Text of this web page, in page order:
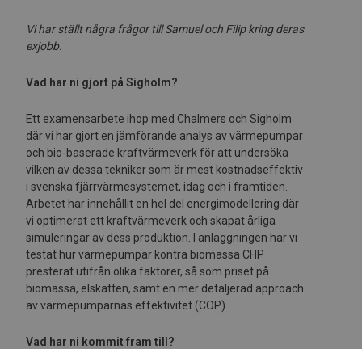
Vi har ställt några frågor till Samuel och Filip kring deras
exjobb.
Vad har ni gjort på Sigholm?
Ett examensarbete ihop med Chalmers och Sigholm
där vi har gjort en jämförande analys av värmepumpar
och bio-baserade kraftvärmeverk för att undersöka
vilken av dessa tekniker som är mest kostnadseffektiv
i svenska fjärrvärmesystemet, idag och i framtiden.
Arbetet har innehållit en hel del energimodellering där
vi optimerat ett kraftvärmeverk och skapat årliga
simuleringar av dess produktion. I anläggningen har vi
testat hur värmepumpar kontra biomassa CHP
presterat utifrån olika faktorer, så som priset på
biomassa, elskatten, samt en mer detaljerad approach
av värmepumparnas effektivitet (COP).
Vad har ni kommit fram till?